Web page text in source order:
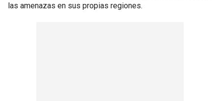
las amenazas en sus propias regiones.